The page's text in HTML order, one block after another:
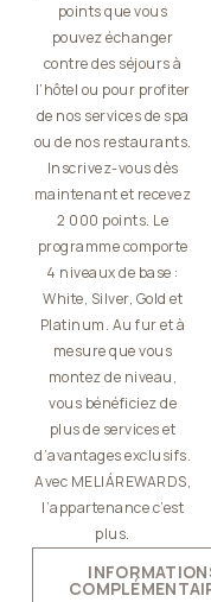
points que vous
pouvez échanger
contre des séjours à
l’hôtel ou pour profiter
de nos services de spa
ou de nos restaurants.
Inscrivez-vous dès
maintenant et recevez
2 000 points. Le
programme comporte
4 niveaux de base :
White, Silver, Gold et
Platinum. Au fur et à
mesure que vous
montez de niveau,
vous bénéficiez de
plus de services et
d’avantages exclusifs.
Avec MELIÁREWARDS,
l’appartenance c’est
plus.